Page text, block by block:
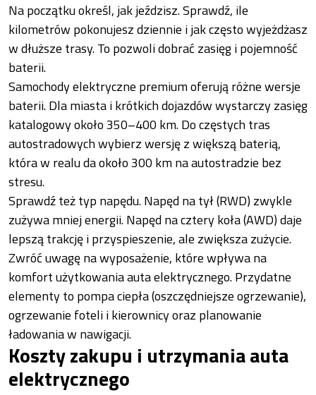
Na początku określ, jak jeździsz. Sprawdź, ile
kilometrów pokonujesz dziennie i jak często wyjeżdżasz
w dłuższe trasy. To pozwoli dobrać zasięg i pojemność
baterii.
Samochody elektryczne premium oferują różne wersje
baterii. Dla miasta i krótkich dojazdów wystarczy zasięg
katalogowy około 350–400 km. Do częstych tras
autostradowych wybierz wersję z większą baterią,
która w realu da około 300 km na autostradzie bez
stresu.
Sprawdź też typ napędu. Napęd na tył (RWD) zwykle
zużywa mniej energii. Napęd na cztery koła (AWD) daje
lepszą trakcję i przyspieszenie, ale zwiększa zużycie.
Zwróć uwagę na wyposażenie, które wpływa na
komfort użytkowania auta elektrycznego. Przydatne
elementy to pompa ciepła (oszczędniejsze ogrzewanie),
ogrzewanie foteli i kierownicy oraz planowanie
ładowania w nawigacji.
Koszty zakupu i utrzymania auta
elektrycznego